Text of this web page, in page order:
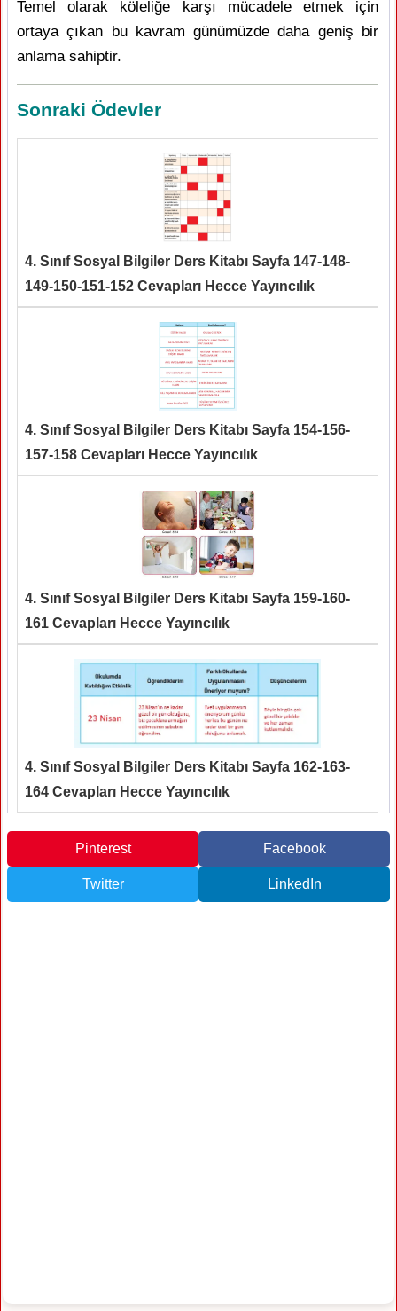
Temel olarak köleliğe karşı mücadele etmek için
ortaya çıkan bu kavram günümüzde daha geniş bir
anlama sahiptir.
Sonraki Ödevler
4. Sınıf Sosyal Bilgiler Ders Kitabı Sayfa 147-148-
149-150-151-152 Cevapları Hecce Yayıncılık
4. Sınıf Sosyal Bilgiler Ders Kitabı Sayfa 154-156-
157-158 Cevapları Hecce Yayıncılık
4. Sınıf Sosyal Bilgiler Ders Kitabı Sayfa 159-160-
161 Cevapları Hecce Yayıncılık
4. Sınıf Sosyal Bilgiler Ders Kitabı Sayfa 162-163-
164 Cevapları Hecce Yayıncılık
Pinterest Facebook
Twitter LinkedIn